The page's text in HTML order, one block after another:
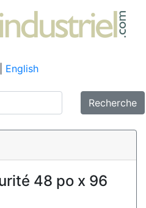
English
Recherche
48 po x 96